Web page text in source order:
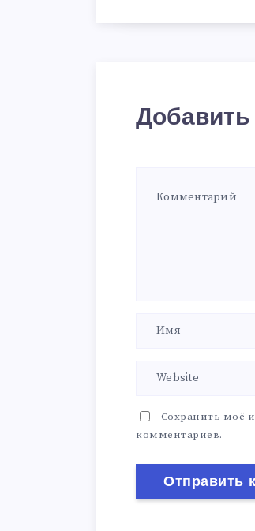
Сохранить моё
комментариев.